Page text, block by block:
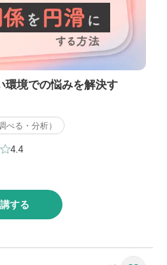
環境での悩みを解決す
べる・分析）
4.4
する